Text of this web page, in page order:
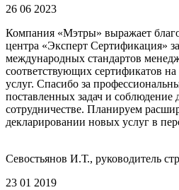
26 06 2023
Компания «Мэтры» выражает
центра «Эксперт Сертификация»
международных стандартов
соответствующих сертификатов
услуг. Спасибо за
поставленных задач и соблюдение
сотрудничестве. Планируем
декларировании новых услуг в
Севостьянов И.Т., руководитель
23 01 2019